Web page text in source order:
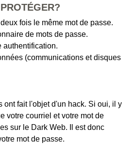
fois le même mot de passe.
de mots de passe.
authentification.
(communications et disques
ont fait l'objet d'un hack. Si oui, il y
votre courriel et votre mot de
sur le Dark Web. Il est donc
mot de passe.